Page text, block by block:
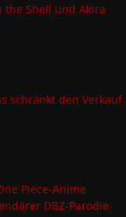
the Shell und Akira
schränkt den Verkauf
Piece-Anime
DBZ-Parodie